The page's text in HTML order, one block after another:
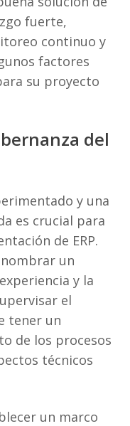
fuerte,
continuo y
factores
su proyecto
del
y una
es crucial para
de ERP.
un
y la
el
tener un
de los procesos
técnicos
un marco